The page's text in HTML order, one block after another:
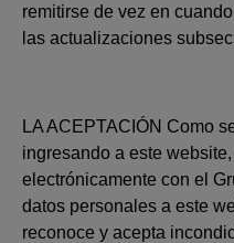
remitirse de vez en
las actualizaciones
LA ACEPTACIÓN Como
ingresando a este
electrónicamente con el
datos personales a este
reconoce y acepta